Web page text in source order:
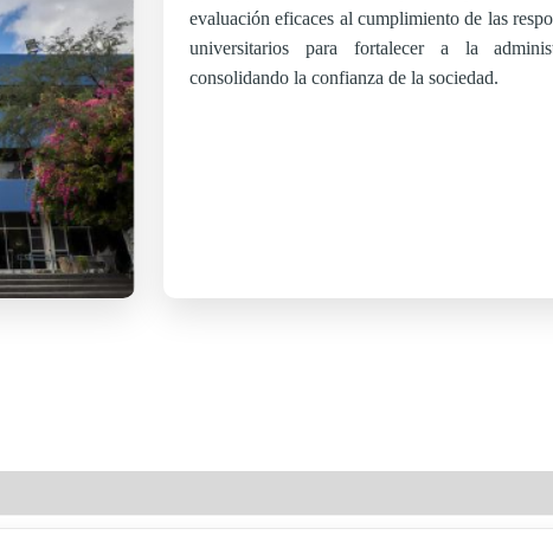
evaluación eficaces al cumplimiento de las
universitarios para fortalecer a la
consolidando la confianza de la sociedad.